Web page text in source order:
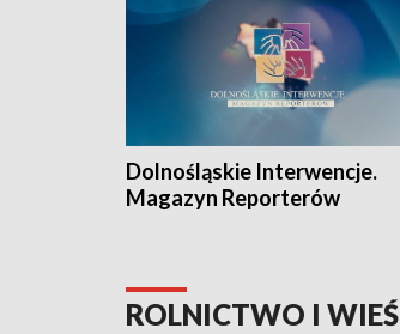
Dolnośląskie Interwencje.
Magazyn Reporterów
ROLNICTWO I WIEŚ